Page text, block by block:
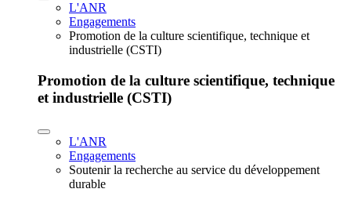
L'ANR
Engagements
Promotion de la culture scientifique, technique et
industrielle (CSTI)
Promotion de la culture scientifique, technique
et industrielle (CSTI)
L'ANR
Engagements
Soutenir la recherche au service du développement
durable